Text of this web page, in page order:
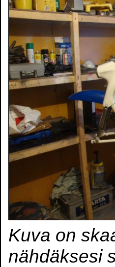
Kuva on
nähdäksesi